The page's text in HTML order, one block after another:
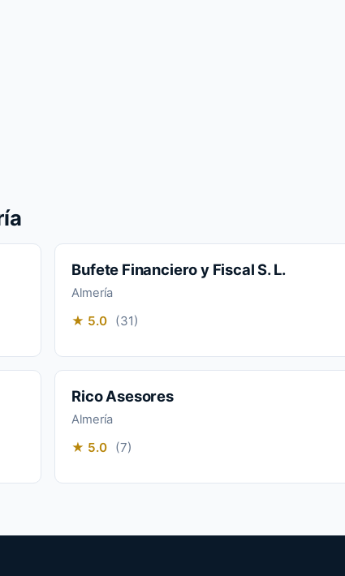
Bufete Financiero y Fiscal S. L.
Almería
★ 5.0 (31)
Rico Asesores
Almería
★ 5.0 (7)